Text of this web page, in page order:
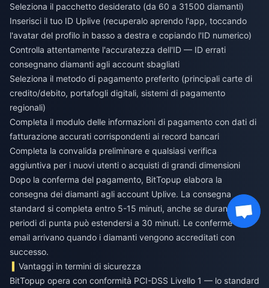
Seleziona il pacchetto desiderato (da 60 a 31500 diamanti)
Inserisci il tuo ID Uplive (recuperalo aprendo l'app, toccando
l'avatar del profilo in basso a destra e copiando l'ID numerico)
Controlla attentamente l'accuratezza dell'ID — ID errati
consegnano diamanti agli account sbagliati
Seleziona il metodo di pagamento preferito (principali carte di
credito/debito, portafogli digitali, sistemi di pagamento
regionali)
Completa il modulo delle informazioni di pagamento con dati di
fatturazione accurati corrispondenti ai record bancari
Completa la convalida preliminare e qualsiasi verifica
aggiuntiva per i nuovi utenti o acquisti di grandi dimensioni
Dopo la conferma del pagamento, BitTopup elabora la
consegna dei diamanti agli account Uplive. La consegna
standard si completa entro 5-15 minuti, anche se durante i
periodi di punta può estendersi a 30 minuti. Le conferme via
email arrivano quando i diamanti vengono accreditati con
successo.
Vantaggi in termini di sicurezza
BitTopup opera con conformità PCI-DSS Livello 1 — lo standard